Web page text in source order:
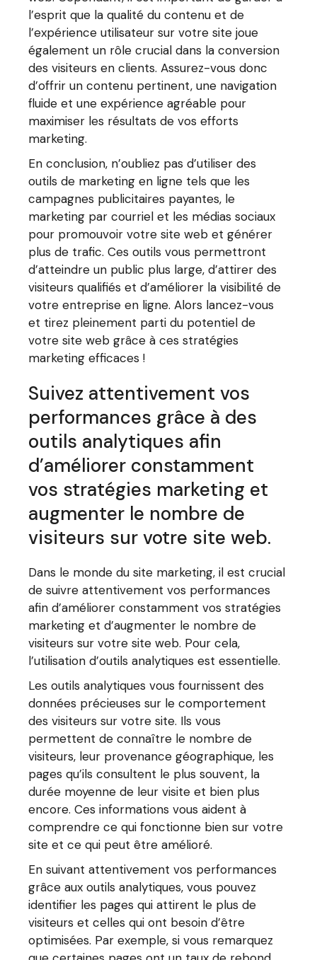
l’esprit que la qualité du contenu et de
l’expérience utilisateur sur votre site joue
également un rôle crucial dans la conversion
des visiteurs en clients. Assurez-vous donc
d’offrir un contenu pertinent, une navigation
fluide et une expérience agréable pour
maximiser les résultats de vos efforts
marketing.
En conclusion, n’oubliez pas d’utiliser des
outils de marketing en ligne tels que les
campagnes publicitaires payantes, le
marketing par courriel et les médias sociaux
pour promouvoir votre site web et générer
plus de trafic. Ces outils vous permettront
d’atteindre un public plus large, d’attirer des
visiteurs qualifiés et d’améliorer la visibilité de
votre entreprise en ligne. Alors lancez-vous
et tirez pleinement parti du potentiel de
votre site web grâce à ces stratégies
marketing efficaces !
Suivez attentivement vos
performances grâce à des
outils analytiques afin
d’améliorer constamment
vos stratégies marketing et
augmenter le nombre de
visiteurs sur votre site web.
Dans le monde du site marketing, il est crucial
de suivre attentivement vos performances
afin d’améliorer constamment vos stratégies
marketing et d’augmenter le nombre de
visiteurs sur votre site web. Pour cela,
l’utilisation d’outils analytiques est essentielle.
Les outils analytiques vous fournissent des
données précieuses sur le comportement
des visiteurs sur votre site. Ils vous
permettent de connaître le nombre de
visiteurs, leur provenance géographique, les
pages qu’ils consultent le plus souvent, la
durée moyenne de leur visite et bien plus
encore. Ces informations vous aident à
comprendre ce qui fonctionne bien sur votre
site et ce qui peut être amélioré.
En suivant attentivement vos performances
grâce aux outils analytiques, vous pouvez
identifier les pages qui attirent le plus de
visiteurs et celles qui ont besoin d’être
optimisées. Par exemple, si vous remarquez